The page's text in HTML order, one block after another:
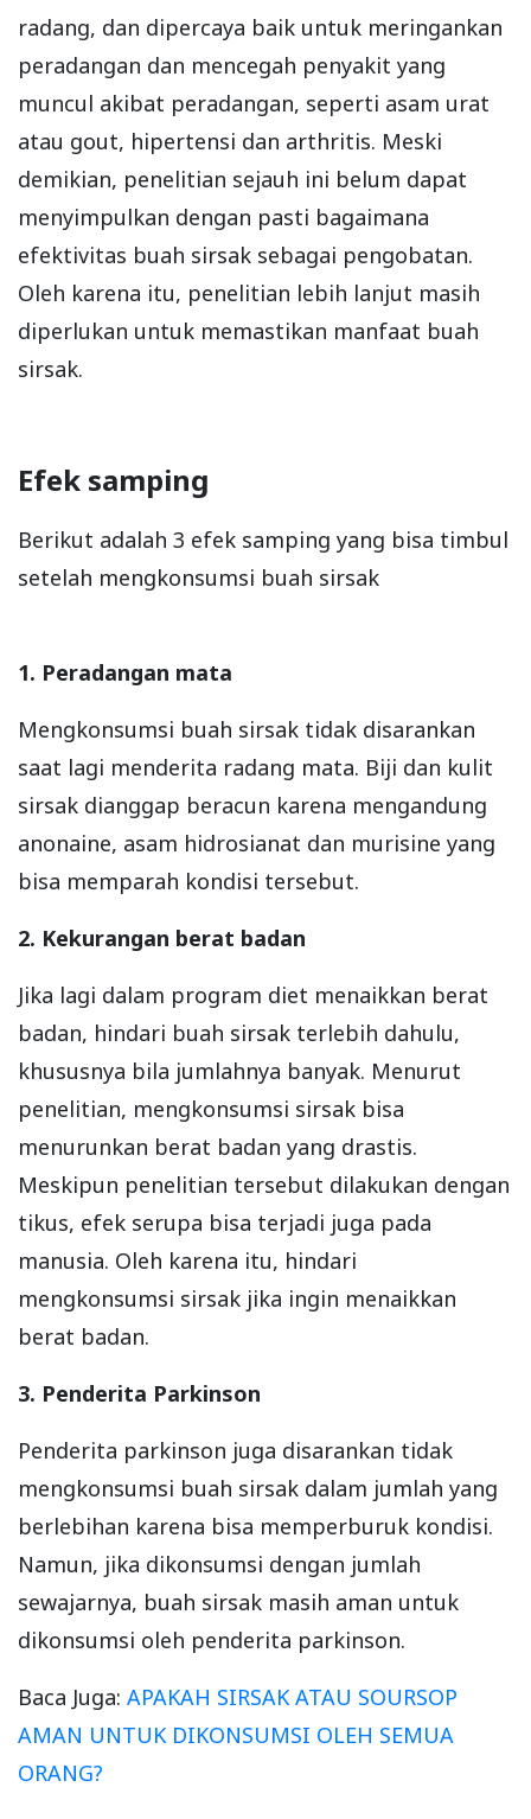
radang, dan dipercaya baik untuk meringankan
peradangan dan mencegah penyakit yang
muncul akibat peradangan, seperti asam urat
atau gout, hipertensi dan arthritis. Meski
demikian, penelitian sejauh ini belum dapat
menyimpulkan dengan pasti bagaimana
efektivitas buah sirsak sebagai pengobatan.
Oleh karena itu, penelitian lebih lanjut masih
diperlukan untuk memastikan manfaat buah
sirsak.
Efek samping
Berikut adalah 3 efek samping yang bisa timbul
setelah mengkonsumsi buah sirsak
1. Peradangan mata
Mengkonsumsi buah sirsak tidak disarankan
saat lagi menderita radang mata. Biji dan kulit
sirsak dianggap beracun karena mengandung
anonaine, asam hidrosianat dan murisine yang
bisa memparah kondisi tersebut.
2. Kekurangan berat badan
Jika lagi dalam program diet menaikkan berat
badan, hindari buah sirsak terlebih dahulu,
khususnya bila jumlahnya banyak. Menurut
penelitian, mengkonsumsi sirsak bisa
menurunkan berat badan yang drastis.
Meskipun penelitian tersebut dilakukan dengan
tikus, efek serupa bisa terjadi juga pada
manusia. Oleh karena itu, hindari
mengkonsumsi sirsak jika ingin menaikkan
berat badan.
3. Penderita Parkinson
Penderita parkinson juga disarankan tidak
mengkonsumsi buah sirsak dalam jumlah yang
berlebihan karena bisa memperburuk kondisi.
Namun, jika dikonsumsi dengan jumlah
sewajarnya, buah sirsak masih aman untuk
dikonsumsi oleh penderita parkinson.
Baca Juga: APAKAH SIRSAK ATAU SOURSOP
AMAN UNTUK DIKONSUMSI OLEH SEMUA
ORANG?